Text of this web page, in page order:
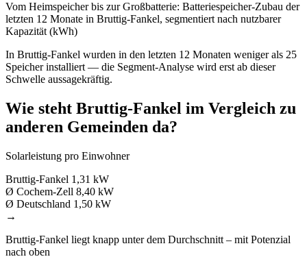
Vom Heimspeicher bis zur Großbatterie: Batteriespeicher-Zubau der
letzten 12 Monate in Bruttig-Fankel, segmentiert nach nutzbarer
Kapazität (kWh)
In Bruttig-Fankel wurden in den letzten 12 Monaten weniger als 25
Speicher installiert — die Segment-Analyse wird erst ab dieser
Schwelle aussagekräftig.
Wie steht Bruttig-Fankel im Vergleich zu
anderen Gemeinden da?
Solarleistung pro Einwohner
Bruttig-Fankel 1,31 kW
Ø Cochem-Zell 8,40 kW
Ø Deutschland 1,50 kW
→
Bruttig-Fankel liegt knapp unter dem Durchschnitt – mit Potenzial
nach oben